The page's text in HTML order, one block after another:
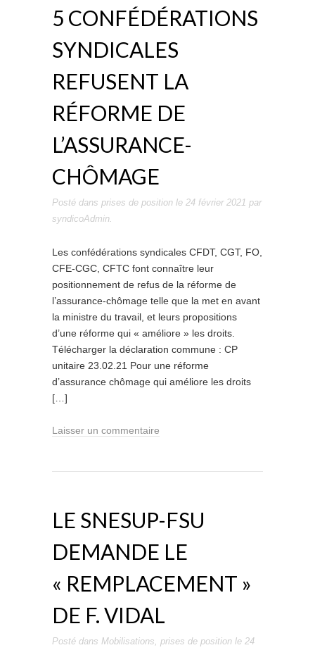
5 CONFÉDÉRATIONS
SYNDICALES
REFUSENT LA
RÉFORME DE
L’ASSURANCE-
CHÔMAGE
Posté dans prises de position le 24 février 2021 par
syndicoAdmin.
Les confédérations syndicales CFDT, CGT, FO,
CFE-CGC, CFTC font connaître leur
positionnement de refus de la réforme de
l’assurance-chômage telle que la met en avant
la ministre du travail, et leurs propositions
d’une réforme qui « améliore » les droits.
Télécharger la déclaration commune : CP
unitaire 23.02.21 Pour une réforme
d’assurance chômage qui améliore les droits
[…]
Laisser un commentaire
LE SNESUP-FSU
DEMANDE LE
« REMPLACEMENT »
DE F. VIDAL
Posté dans Mobilisations, prises de position le 24